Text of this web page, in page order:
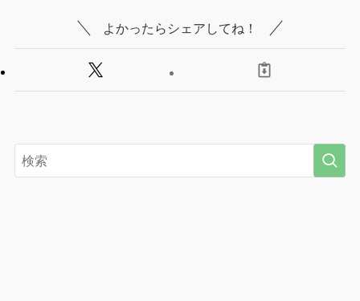
よかったらシェアしてね！